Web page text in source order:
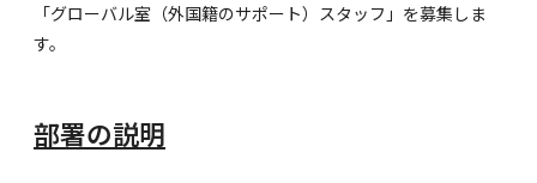
「グローバル室（外国籍のサポート）スタッフ」を募集しま
す。
部署の説明